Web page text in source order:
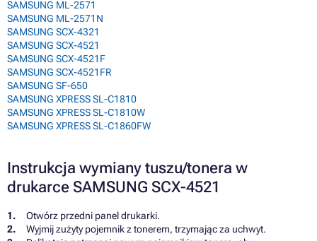
SAMSUNG ML-2571
SAMSUNG ML-2571N
SAMSUNG SCX-4321
SAMSUNG SCX-4521
SAMSUNG SCX-4521F
SAMSUNG SCX-4521FR
SAMSUNG SF-650
SAMSUNG XPRESS SL-C1810
SAMSUNG XPRESS SL-C1810W
SAMSUNG XPRESS SL-C1860FW
Instrukcja wymiany tuszu/tonera w
drukarce SAMSUNG SCX-4521
Otwórz przedni panel drukarki.
Wyjmij zużyty pojemnik z tonerem, trzymając za uchwyt.